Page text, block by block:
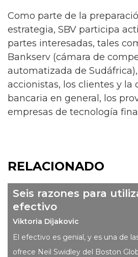
Como parte de la
estrategia, SBV participa
partes interesadas, tales
Bankserv (cámara de
automatizada de
accionistas, los clientes y la
bancaria en general, los
empresas de tecnología
RELACIONADO
Seis razones para
efectivo
Viktoria Dijakovic
El efectivo es genial, y es una de
ofrece Neil Swidley del Boston